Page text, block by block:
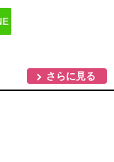
さらに見る